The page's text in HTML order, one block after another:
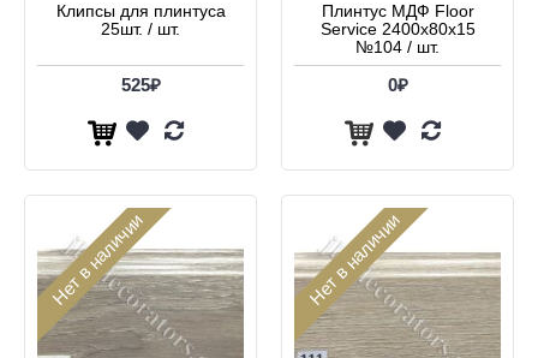
Клипсы для плинтуса
25шт. / шт.
525₽
Плинтус МДФ Floor
Service 2400x80x15
№104 / шт.
0₽
Нет в наличии Нет в наличии